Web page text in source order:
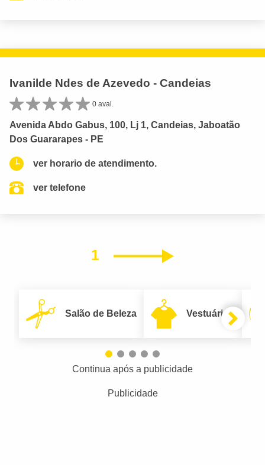
Ivanilde Ndes de Azevedo - Candeias
0 aval.
Avenida Abdo Gabus, 100, Lj 1, Candeias, Jaboatão
Dos Guararapes - PE
ver horario de atendimento.
ver telefone
1 Próximo
Salão de Beleza Vestuário
Continua após a publicidade
Publicidade